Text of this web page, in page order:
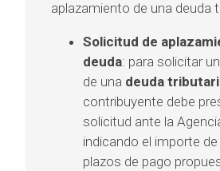
aplazamiento de una deuda
Solicitud de
deuda: para solicitar
de una deuda
contribuyente debe
solicitud ante la
indicando el importe
plazos de pago